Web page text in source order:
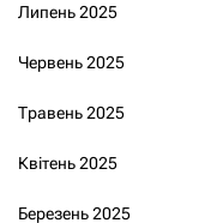
Липень 2025
Червень 2025
Травень 2025
Квітень 2025
Березень 2025